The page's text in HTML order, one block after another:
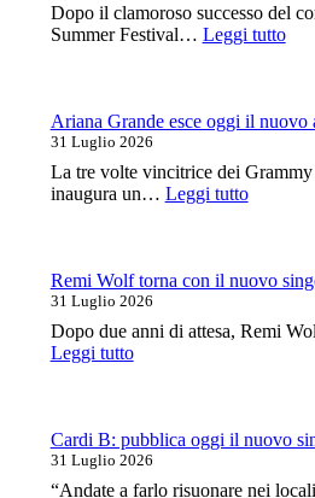
a
Dopo il clamoroso successo del
Summer Festival… Leggi tutto:
a
Ariana Grande esce oggi il nuovo
31 Luglio 2026
La tre volte vincitrice dei
inaugura un… Leggi tutto:
oggi
nuovo
album
Remi Wolf torna con il nuovo
31 Luglio 2026
Dopo due anni di attesa, Remi
Leggi tutto:
con
il
nuovo
Cardi B: pubblica oggi il nuovo
31 Luglio 2026
“Andate a farlo risuonare nei